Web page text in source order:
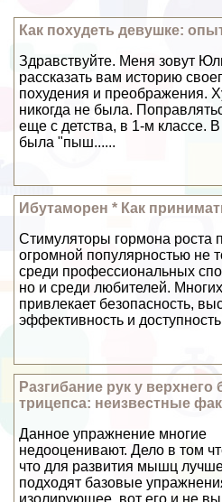
Как похудеть дeвyшке:
Здравствуйте. Меня зовут
рассказать вам историю
похудения и преображения.
никогда не была.
еще с детства, в 1-м классе.
была "пыш......
Ибутаморен * Как
Стимуляторы гормона роста
огромной популярностью не
среди профессиональных
но и среди любителей. Многих
привлекает безопасность,
эффективность и
Разгибание рук у верхнего
трицепса: неизвестные
Данное упражнение многие
недооценивают. Дело в том
что для развития мышц
подходят базовые
изолирующее, вот его и не